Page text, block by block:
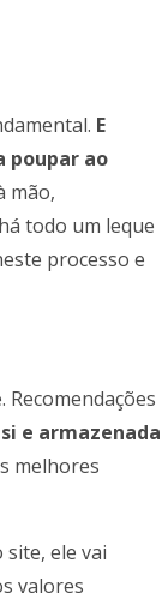
E
poupar ao
mão,
todo um leque
processo e
e armazenada
melhores
ele vai
valores